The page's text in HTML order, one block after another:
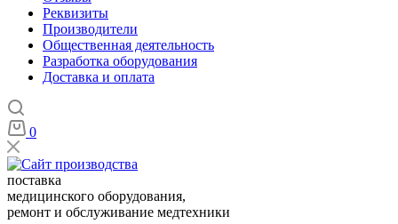
Реквизиты
Производители
Общественная деятельность
Разработка оборудования
Доставка и оплата
0
поставка
медицинского оборудования,
ремонт и обслуживание медтехники